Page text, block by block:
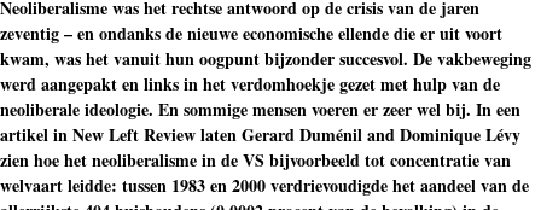
Neoliberalisme was het rechtse antwoord op de crisis van de jaren
zeventig – en ondanks de nieuwe economische ellende die er uit voort
kwam, was het vanuit hun oogpunt bijzonder succesvol. De vakbeweging
werd aangepakt en links in het verdomhoekje gezet met hulp van de
neoliberale ideologie. En sommige mensen voeren er zeer wel bij. In een
artikel in New Left Review laten Gerard Duménil and Dominique Lévy
zien hoe het neoliberalisme in de VS bijvoorbeeld tot concentratie van
welvaart leidde: tussen 1983 en 2000 verdrievoudigde het aandeel van de